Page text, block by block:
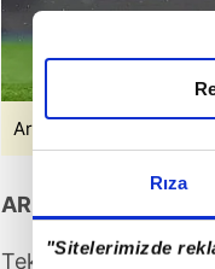
Rıza
"Sitelerimizde
Arda Okan Kurtulan,
ARDA OKAN
Teknik Direktör